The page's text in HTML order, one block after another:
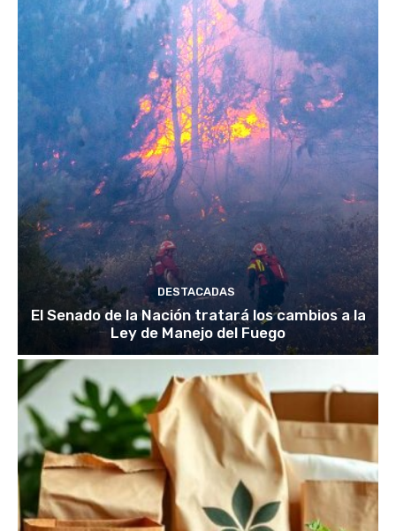
DESTACADAS
El Senado de la Nación tratará los cambios a la
Ley de Manejo del Fuego